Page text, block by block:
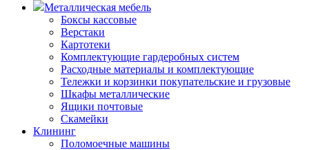
Металлическая мебель
Боксы кассовые
Верстаки
Картотеки
Комплектующие гардеробных систем
Расходные материалы и комплектующие
Тележки и корзинки покупательские и грузовые
Шкафы металлические
Ящики почтовые
Скамейки
Клининг
Поломоечные машины